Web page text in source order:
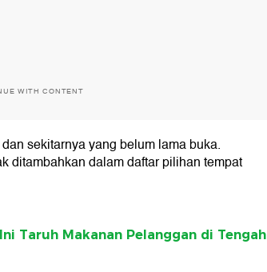
WITH CONTENT
sekitarnya yang belum lama buka.
ditambahkan dalam daftar pilihan tempat
Taruh Makanan Pelanggan di Tengah